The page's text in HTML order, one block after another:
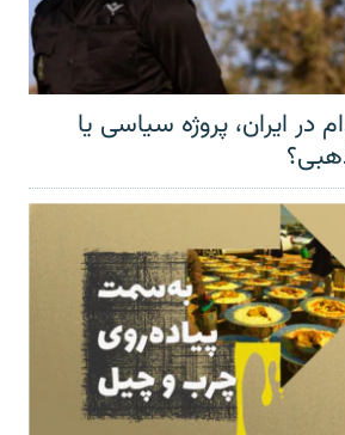
در ایران، پروژه سیاسی یا